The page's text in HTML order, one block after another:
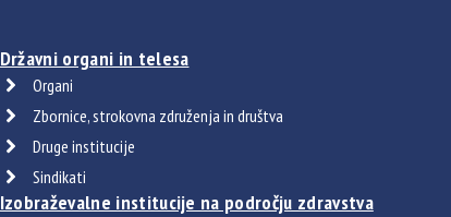
Državni organi in telesa
Organi
Zbornice, strokovna združenja in društva
Druge institucije
Sindikati
Izobraževalne institucije na področju zdravstva